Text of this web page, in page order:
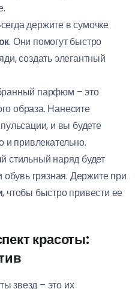
держите в сумочке
. Они помогут быстро
создать элегантный
парфюм – это
образа. Нанесите
и вы будете
и привлекательно.
стильный наряд будет
обувь грязная. Держите при
, чтобы быстро привести ее
красоты:
звезд – это их